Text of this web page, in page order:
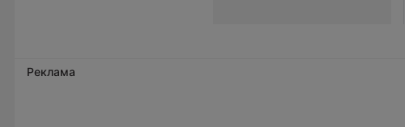
Реклама